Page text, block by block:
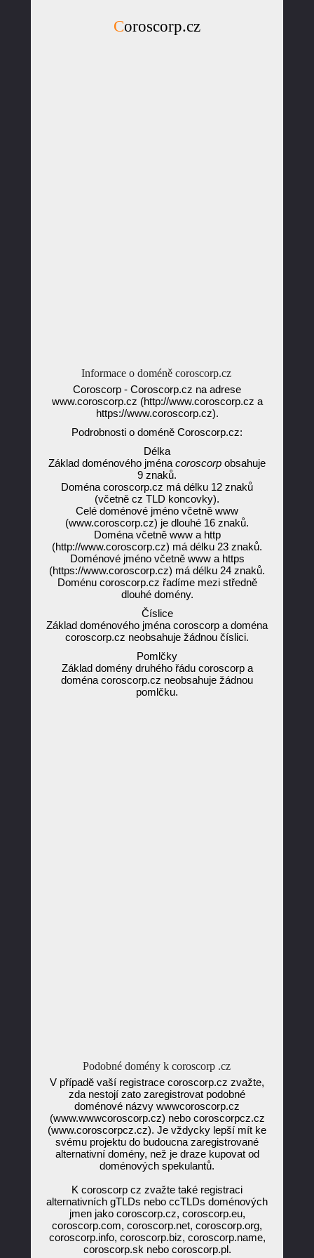
Coroscorp.cz
Informace o doméně coroscorp.cz
Coroscorp - Coroscorp.cz na adrese
www.coroscorp.cz (http://www.coroscorp.cz a
https://www.coroscorp.cz).
Podrobnosti o doméně Coroscorp.cz:
Délka
Základ doménového jména coroscorp obsahuje
9 znaků.
Doména coroscorp.cz má délku 12 znaků
(včetně cz TLD koncovky).
Celé doménové jméno včetně www
(www.coroscorp.cz) je dlouhé 16 znaků.
Doména včetně www a http
(http://www.coroscorp.cz) má délku 23 znaků.
Doménové jméno včetně www a https
(https://www.coroscorp.cz) má délku 24 znaků.
Doménu coroscorp.cz řadíme mezi středně
dlouhé domény.
Číslice
Základ doménového jména coroscorp a doména
coroscorp.cz neobsahuje žádnou číslici.
Pomlčky
Základ domény druhého řádu coroscorp a
doména coroscorp.cz neobsahuje žádnou
pomlčku.
Podobné domény k coroscorp .cz
V případě vaší registrace coroscorp.cz zvažte,
zda nestojí zato zaregistrovat podobné
doménové názvy wwwcoroscorp.cz
(www.wwwcoroscorp.cz) nebo coroscorpcz.cz
(www.coroscorpcz.cz). Je vždycky lepší mít ke
svému projektu do budoucna zaregistrované
alternativní domény, než je draze kupovat od
doménových spekulantů.
K coroscorp cz zvažte také registraci
alternativních gTLDs nebo ccTLDs doménových
jmen jako coroscorp.cz, coroscorp.eu,
coroscorp.com, coroscorp.net, coroscorp.org,
coroscorp.info, coroscorp.biz, coroscorp.name,
coroscorp.sk nebo coroscorp.pl.